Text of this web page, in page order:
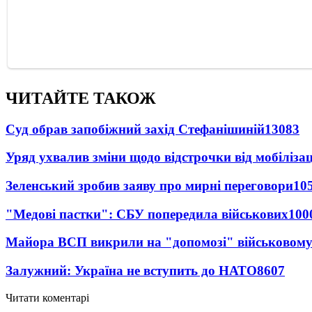
ЧИТАЙТЕ ТАКОЖ
Суд обрав запобіжний захід Стефанішиній13083
Уряд ухвалив зміни щодо відстрочки від
Зеленський зробив заяву про мирні переговори
"Медові пастки": СБУ попередила військових
Майора ВСП викрили на "допомозі"
Залужний: Україна не вступить до НАТО8607
Читати коментарі